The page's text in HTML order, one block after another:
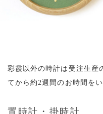
彩霞以外の時計は受注生産
てから約2週間のお時間をい
置時計・掛時計